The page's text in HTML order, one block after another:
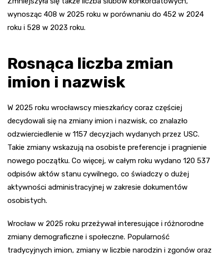
wynosząc 408 w 2025 roku w porównaniu do 452 w 2024
roku i 528 w 2023 roku.
Rosnąca liczba zmian
imion i nazwisk
W 2025 roku wrocławscy mieszkańcy coraz częściej
decydowali się na zmiany imion i nazwisk, co znalazło
odzwierciedlenie w 1157 decyzjach wydanych przez USC.
Takie zmiany wskazują na osobiste preferencje i pragnienie
nowego początku. Co więcej, w całym roku wydano 120 537
odpisów aktów stanu cywilnego, co świadczy o dużej
aktywności administracyjnej w zakresie dokumentów
osobistych.
Wrocław w 2025 roku przeżywał interesujące i różnorodne
zmiany demograficzne i społeczne. Popularność
tradycyjnych imion, zmiany w liczbie narodzin i zgonów oraz